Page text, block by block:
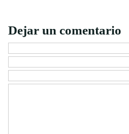
Dejar un comentario